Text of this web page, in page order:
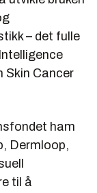
– det fulle
Skin Cancer
ham
Dermloop,
til å